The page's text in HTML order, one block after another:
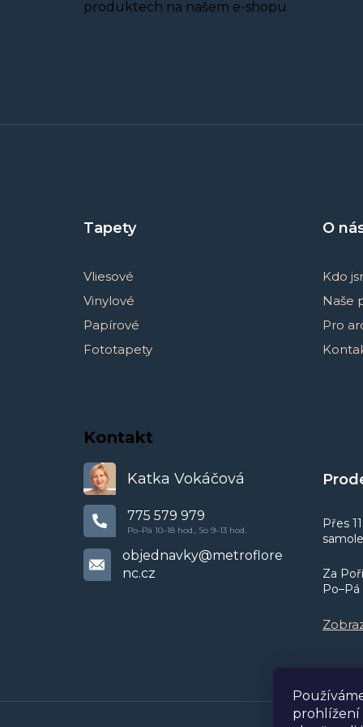
prohlížení
produktech na našem e-shopu.
Tapety
Vliesové
Vinylové
Papírové
Fototapety
O
Kdo
Naše
Pro
Kontakt
Katka Vokáčová
objednavky@metroflore
nc.cz
775 579 979
Přes
Za
Po–Pá